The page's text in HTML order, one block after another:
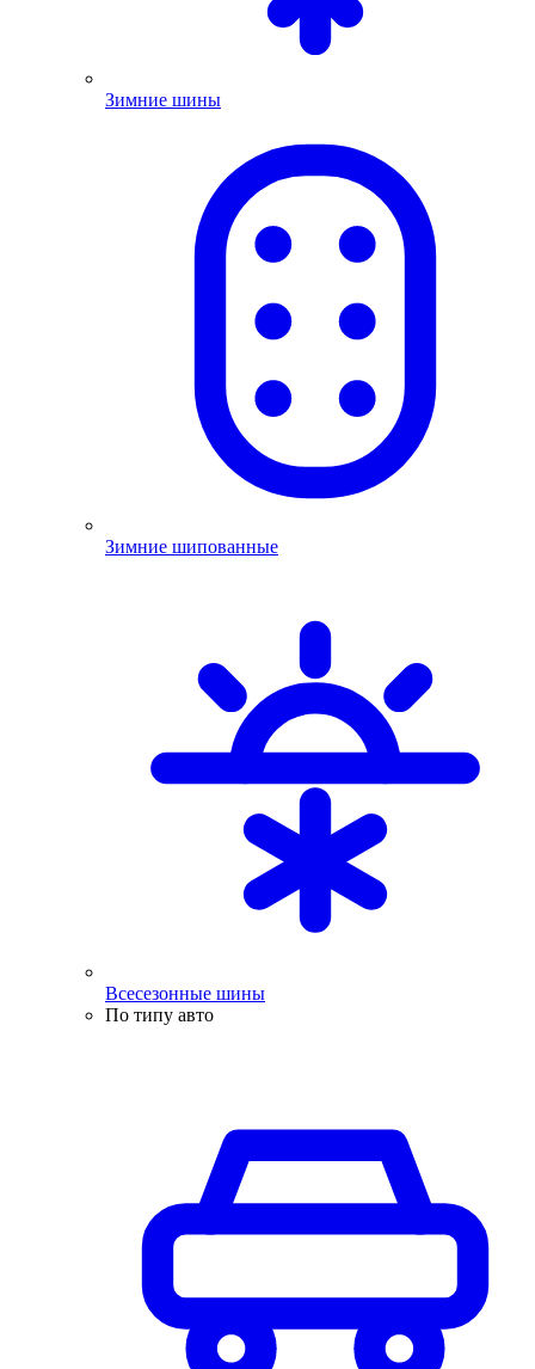
Зимние шины
Зимние шипованные
Всесезонные шины
По типу авто